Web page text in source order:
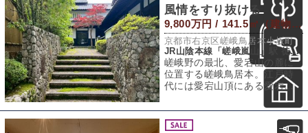
風情をすり抜ける
9,800万円 / 141.5㎡（建物） 281.47㎡（敷地）
京都市右京区嵯峨鳥居本小坂町
JR山陰本線「嵯峨嵐山」駅 徒歩25分
嵯峨野の最北、愛宕山の麓に
位置する嵯峨鳥居本。江戸時
代には愛宕山頂にある愛宕神
たそうで、現在も